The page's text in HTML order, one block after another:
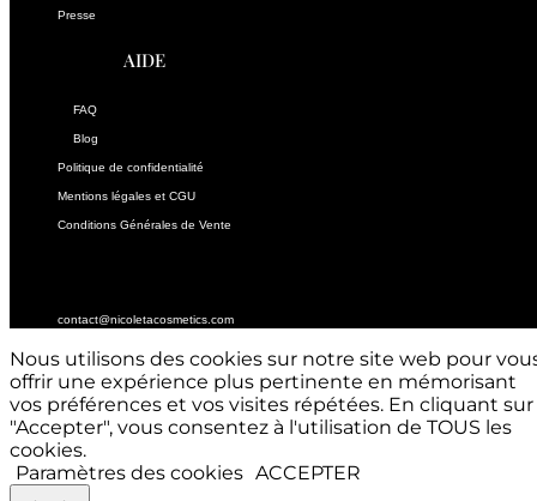
Presse
AIDE
FAQ
Blog
Politique de confidentialité
Mentions légales et CGU
Conditions Générales de Vente
contact@nicoletacosmetics.com
Nous utilisons des cookies sur notre site web pour
offrir une expérience plus pertinente en mémorisant
vos préférences et vos visites répétées. En cliquant sur
"Accepter", vous consentez à l'utilisation de TOUS les
cookies.
Paramètres des cookies ACCEPTER